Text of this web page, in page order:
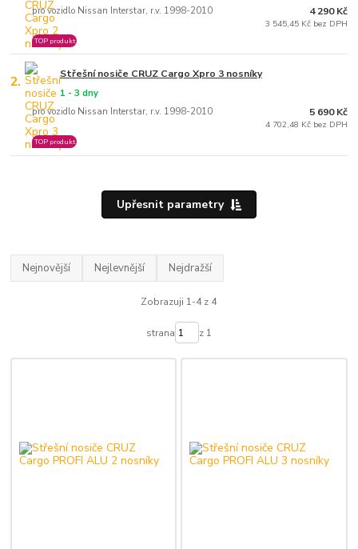
pro vozidlo Nissan Interstar, r.v. 1998-2010
TOP produkt
4 290 Kč
3 545,45 Kč bez DPH
2. Střešní nosiče CRUZ Cargo Xpro 3 nosníky
pro vozidlo Nissan Interstar, r.v. 1998-2010
1 - 3 dny
TOP produkt
5 690 Kč
4 702,48 Kč bez DPH
Upřesnit parametry
Nejnovější Nejlevnější Nejdražší
Zobrazuji 1-4 z 4
strana z 1